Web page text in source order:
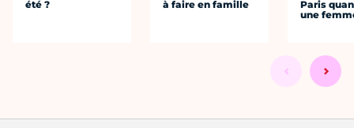
été ?
à faire en famille
Paris
une